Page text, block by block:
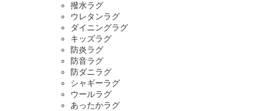
撥水ラグ
ウレタンラグ
ダイニングラグ
キッズラグ
防炎ラグ
防音ラグ
防ダニラグ
シャギーラグ
ウールラグ
あったかラグ